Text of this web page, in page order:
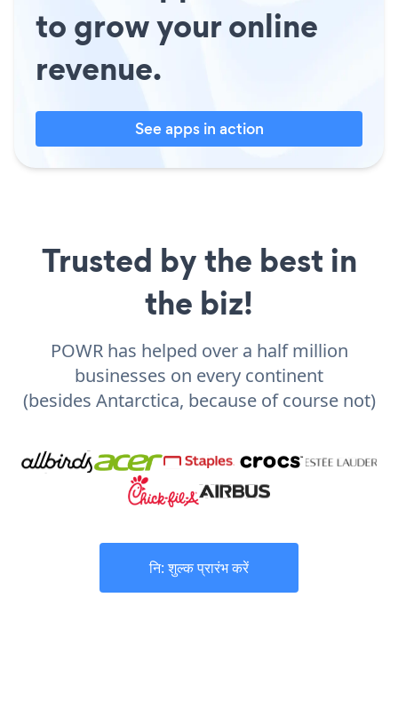
to grow your online
revenue.
See apps in action
Trusted by the best in
the biz!
POWR has helped over a half million
businesses on every continent
(besides Antarctica, because of course not)
नि: शुल्क प्रारंभ करें